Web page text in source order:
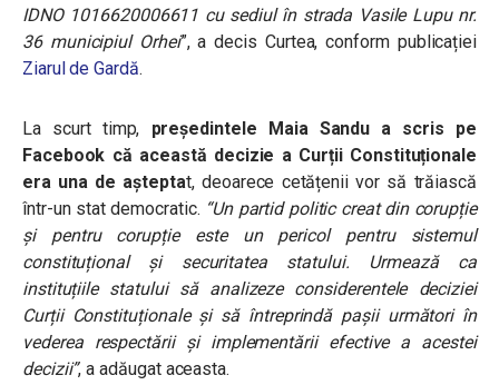
IDNO 1016620006611 cu sediul în strada Vasile Lupu nr.
36 municipiul Orhei”, a decis Curtea, conform publicației
Ziarul de Gardă.
La scurt timp, președintele Maia Sandu a scris pe
Facebook că această decizie a Curții Constituționale
era una de așteptat, deoarece cetățenii vor să trăiască
într-un stat democratic. “Un partid politic creat din corupție
și pentru corupție este un pericol pentru sistemul
constituțional și securitatea statului. Urmează ca
instituțiile statului să analizeze considerentele deciziei
Curții Constituționale și să întreprindă pașii următori în
vederea respectării și implementării efective a acestei
decizii”, a adăugat aceasta.